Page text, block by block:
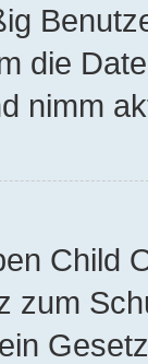
die
nimm
Child
zum